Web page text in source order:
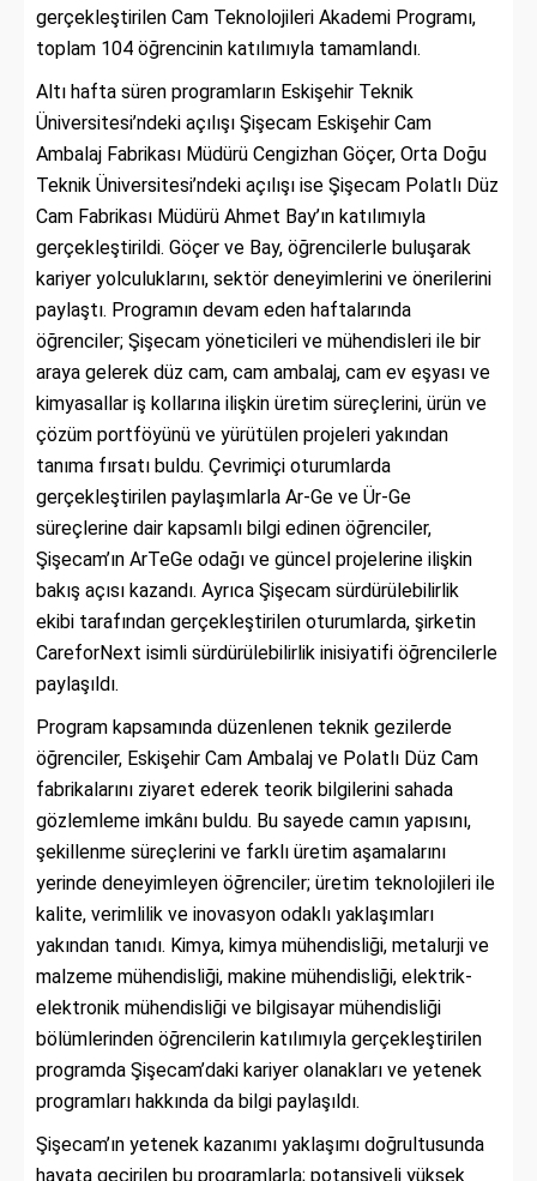
gerçekleştirilen Cam Teknolojileri Akademi Programı,
toplam 104 öğrencinin katılımıyla tamamlandı.
Altı hafta süren programların Eskişehir Teknik
Üniversitesi’ndeki açılışı Şişecam Eskişehir Cam
Ambalaj Fabrikası Müdürü Cengizhan Göçer, Orta Doğu
Teknik Üniversitesi’ndeki açılışı ise Şişecam Polatlı Düz
Cam Fabrikası Müdürü Ahmet Bay’ın katılımıyla
gerçekleştirildi. Göçer ve Bay, öğrencilerle buluşarak
kariyer yolculuklarını, sektör deneyimlerini ve önerilerini
paylaştı. Programın devam eden haftalarında
öğrenciler; Şişecam yöneticileri ve mühendisleri ile bir
araya gelerek düz cam, cam ambalaj, cam ev eşyası ve
kimyasallar iş kollarına ilişkin üretim süreçlerini, ürün ve
çözüm portföyünü ve yürütülen projeleri yakından
tanıma fırsatı buldu. Çevrimiçi oturumlarda
gerçekleştirilen paylaşımlarla Ar-Ge ve Ür-Ge
süreçlerine dair kapsamlı bilgi edinen öğrenciler,
Şişecam’ın ArTeGe odağı ve güncel projelerine ilişkin
bakış açısı kazandı. Ayrıca Şişecam sürdürülebilirlik
ekibi tarafından gerçekleştirilen oturumlarda, şirketin
CareforNext isimli sürdürülebilirlik inisiyatifi öğrencilerle
paylaşıldı.
Program kapsamında düzenlenen teknik gezilerde
öğrenciler, Eskişehir Cam Ambalaj ve Polatlı Düz Cam
fabrikalarını ziyaret ederek teorik bilgilerini sahada
gözlemleme imkânı buldu. Bu sayede camın yapısını,
şekillenme süreçlerini ve farklı üretim aşamalarını
yerinde deneyimleyen öğrenciler; üretim teknolojileri ile
kalite, verimlilik ve inovasyon odaklı yaklaşımları
yakından tanıdı. Kimya, kimya mühendisliği, metalurji ve
malzeme mühendisliği, makine mühendisliği, elektrik-
elektronik mühendisliği ve bilgisayar mühendisliği
bölümlerinden öğrencilerin katılımıyla gerçekleştirilen
programda Şişecam’daki kariyer olanakları ve yetenek
programları hakkında da bilgi paylaşıldı.
Şişecam’ın yetenek kazanımı yaklaşımı doğrultusunda
hayata geçirilen bu programlarla; potansiyeli yüksek